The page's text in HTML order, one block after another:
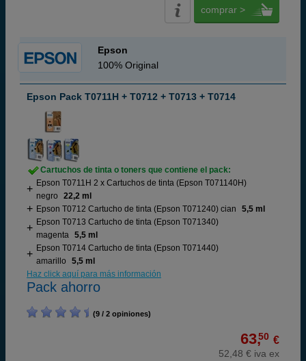
comprar >
Epson
100% Original
Epson Pack T0711H + T0712 + T0713 + T0714
Cartuchos de tinta o toners que contiene el pack:
Epson T0711H 2 x Cartuchos de tinta (Epson T071140H)
negro
22,2 ml
Epson T0712 Cartucho de tinta (Epson T071240) cian
5,5 ml
Epson T0713 Cartucho de tinta (Epson T071340)
magenta 5,5 ml
Epson T0714 Cartucho de tinta (Epson T071440)
amarillo
5,5 ml
Haz click aquí para más información
Pack ahorro
(9 / 2 opiniones)
63,50 €
52,48 € iva ex